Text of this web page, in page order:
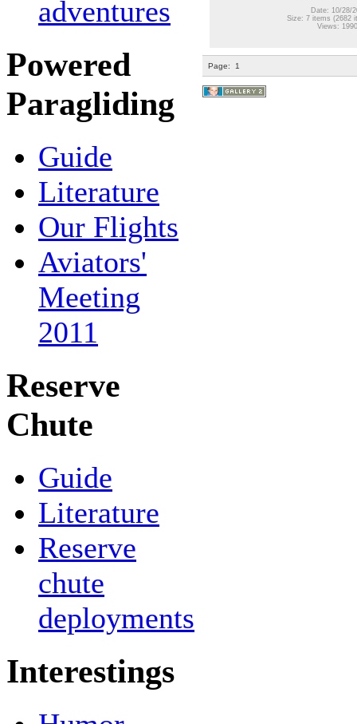
adventures
Powered
Paragliding
Guide
Literature
Our Flights
Aviators'
Meeting
2011
Reserve
Chute
Guide
Literature
Reserve
chute
deployments
Interestings
Date: 10/28/
Size: 7 items (2682
Views:
Page: 1